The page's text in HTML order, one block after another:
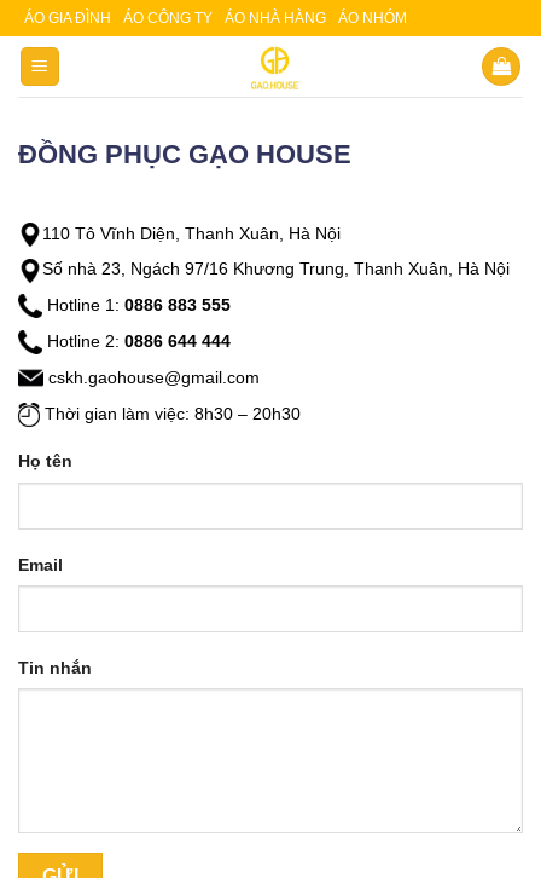
Skip
content
ÁO GIA ĐÌNH ÁO CÔNG TY ÁO NHÀ HÀNG ÁO NHÓM
ĐỒNG PHỤC GẠO HOUSE
110 Tô Vĩnh Diện, Thanh Xuân, Hà Nội
Số nhà 23, Ngách 97/16 Khương Trung, Thanh Xuân, Hà Nội
Hotline 1: 0886 883 555
Hotline 2: 0886 644 444
cskh.gaohouse@gmail.com
Thời gian làm việc: 8h30 – 20h30
Họ tên
Email
Tin nhắn